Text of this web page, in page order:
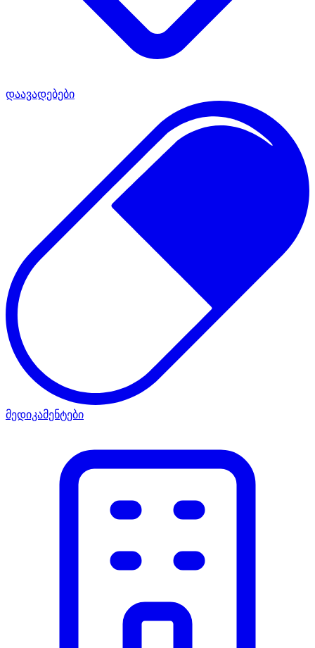
დაავადებები
მედიკამენტები